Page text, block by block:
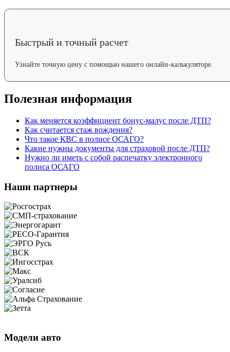
Быстрый и точный расчет
Узнайте точную цену с помощью нашего онлайн-калькуляторе.
Полезная информация
Как меняется коэффициент бонус-малус после ДТП?
Как считается стаж вождения?
Что такое КВС в полисе ОСАГО?
Какие нужны документы для страховой после ДТП?
Нужно ли иметь с собой распечатку электронного
полиса ОСАГО
Наши партнеры
Модели авто